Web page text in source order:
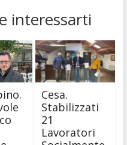
interessarti
Cesa.
Stabilizzati
21
Lavoratori